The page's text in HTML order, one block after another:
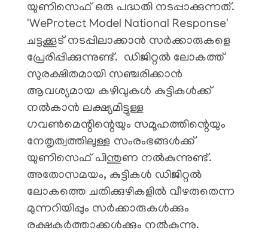
യുണിസെഫ് ഒരു പദ്ധതി നടപ്പാക്കുന്നത്.
'WeProtect Model National Response'
ചട്ടക്കൂട് നടപ്പിലാക്കാൻ സർക്കാരുകളെ
പ്രേരിപ്പിക്കുന്നുണ്ട്. ഡിജിറ്റൽ ലോകത്ത്
സുരക്ഷിതമായി സഞ്ചരിക്കാൻ
ആവശ്യമായ കഴിവുകൾ കുട്ടികൾക്ക്
നൽകാൻ ലക്ഷ്യമിട്ടുള്ള
ഗവൺമെന്റിന്റെയും സമൂഹത്തിന്റെയും
നേതൃത്വത്തിലുള്ള സംരംഭങ്ങൾക്ക്
യുണിസെഫ് പിന്തുണ നൽകുന്നുണ്ട്.
അതോസമയം, കുട്ടികൾ ഡിജിറ്റൽ
ലോകത്തെ ചതിക്കുഴികളിൽ വീഴരുതെന്ന
മുന്നറിയിപ്പും സർക്കാരുകൾക്കും
രക്ഷകർത്താക്കൾക്കും നൽകുന്നു.